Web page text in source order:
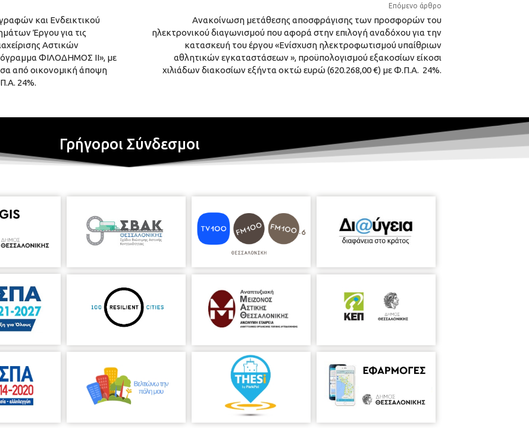
και Ενδεικτικού
Έργου για τις
Αστικών
ΦΙΛΟΔΗΜΟΣ ΙΙ», με
από οικονομική άποψη
24%.
Επόμενο άρθρο
Ανακοίνωση μετάθεσης αποσφράγισης των προσφορών του
ηλεκτρονικού διαγωνισμού που αφορά στην επιλογή αναδόχου για την
κατασκευή του έργου «Ενίσχυση ηλεκτροφωτισμού υπαίθριων
αθλητικών εγκαταστάσεων », προϋπολογισμού εξακοσίων είκοσι
χιλιάδων διακοσίων εξήντα οκτώ ευρώ (620.268,00 €) με Φ.Π.Α. 24%.
Γρήγοροι Σύνδεσμοι